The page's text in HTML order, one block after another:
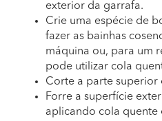
exterior da garrafa.
Crie uma espécie de
fazer as bainhas
máquina ou, para um
pode utilizar cola
Corte a parte superior
Forre a superfície
aplicando cola quente